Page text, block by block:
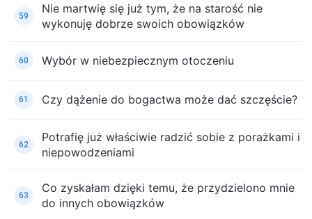
59
Nie martwię się już tym, że na starość nie
wykonuję dobrze swoich obowiązków
60 Wybór w niebezpiecznym otoczeniu
61 Czy dążenie do bogactwa może dać szczęście?
62
Potrafię już właściwie radzić sobie z porażkami i
niepowodzeniami
63
Co zyskałam dzięki temu, że przydzielono mnie
do innych obowiązków